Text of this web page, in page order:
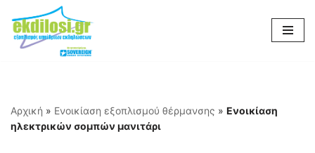
Μεταπηδήστε
Αρχική » Ενοικίαση εξοπλισμού θέρμανσης » Ενοικίαση
ηλεκτρικών σομπών μανιτάρι